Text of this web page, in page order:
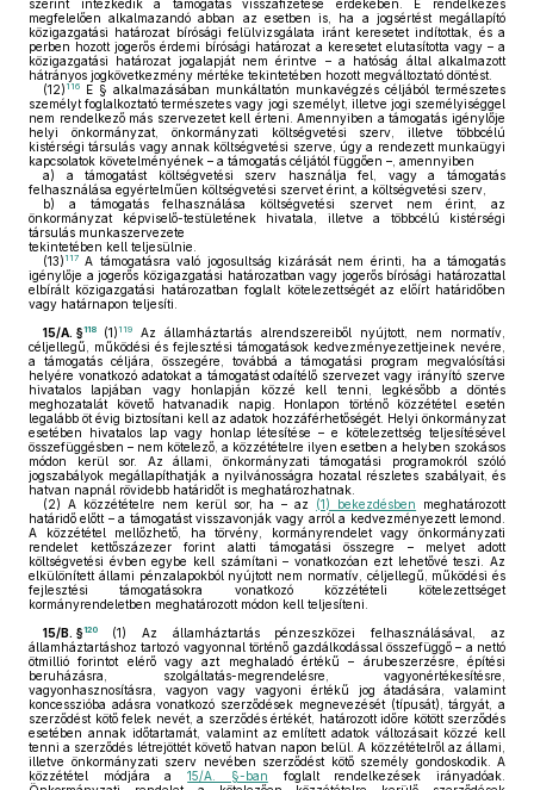
szerint intézkedik a támogatás visszafizetése érdekében. E rendelkezés
megfelelően alkalmazandó abban az esetben is, ha a jogsértést megállapító
közigazgatási határozat bírósági felülvizsgálata iránt keresetet indítottak, és a
perben hozott jogerős érdemi bírósági határozat a keresetet elutasította vagy – a
közigazgatási határozat jogalapját nem érintve – a hatóság által alkalmazott
hátrányos jogkövetkezmény mértéke tekintetében hozott megváltoztató döntést.
(12) 116
E § alkalmazásában munkáltatón munkavégzés céljából természetes
személyt foglalkoztató természetes vagy jogi személyt, illetve jogi személyiséggel
nem rendelkező más szervezetet kell érteni. Amennyiben a támogatás igénylője
helyi önkormányzat, önkormányzati költségvetési szerv, illetve többcélú
kistérségi társulás vagy annak költségvetési szerve, úgy a rendezett munkaügyi
kapcsolatok követelményének – a támogatás céljától függően –, amennyiben
a) a támogatást költségvetési szerv használja fel, vagy a támogatás
felhasználása egyértelműen költségvetési szervet érint, a költségvetési szerv,
b) a támogatás felhasználása költségvetési szervet nem érint, az
önkormányzat képviselő-testületének hivatala, illetve a többcélú kistérségi
társulás munkaszervezete
tekintetében kell teljesülnie.
(13) 117 A támogatásra való jogosultság kizárását nem érinti, ha a támogatás
igénylője a jogerős közigazgatási határozatban vagy jogerős bírósági határozattal
elbírált közigazgatási határozatban foglalt kötelezettségét az előírt határidőben
vagy határnapon teljesíti.
15/A. §118 (1) 119
Az államháztartás alrendszereiből nyújtott, nem normatív,
céljellegű, működési és fejlesztési támogatások kedvezményezettjeinek nevére,
a támogatás céljára, összegére, továbbá a támogatási program megvalósítási
helyére vonatkozó adatokat a támogatást odaítélő szervezet vagy irányító szerve
hivatalos lapjában vagy honlapján közzé kell tenni, legkésőbb a döntés
meghozatalát követő hatvanadik napig. Honlapon történő közzététel esetén
legalább öt évig biztosítani kell az adatok hozzáférhetőségét. Helyi önkormányzat
esetében hivatalos lap vagy honlap létesítése – e kötelezettség teljesítésével
összefüggésben – nem kötelező, a közzétételre ilyen esetben a helyben szokásos
módon kerül sor. Az állami, önkormányzati támogatási programokról szóló
jogszabályok megállapíthatják a nyilvánosságra hozatal részletes szabályait, és
hatvan napnál rövidebb határidőt is meghatározhatnak.
(2) A közzétételre nem kerül sor, ha – az (1) bekezdésben meghatározott
határidő előtt – a támogatást visszavonják vagy arról a kedvezményezett lemond.
A közzététel mellőzhető, ha törvény, kormányrendelet vagy önkormányzati
rendelet kettőszázezer forint alatti támogatási összegre – melyet adott
költségvetési évben egybe kell számítani – vonatkozóan ezt lehetővé teszi. Az
elkülönített állami pénzalapokból nyújtott nem normatív, céljellegű, működési és
fejlesztési támogatásokra vonatkozó közzétételi kötelezettséget
kormányrendeletben meghatározott módon kell teljesíteni.
15/B. §120 (1) Az államháztartás pénzeszközei felhasználásával, az
államháztartáshoz tartozó vagyonnal történő gazdálkodással összefüggő – a nettó
ötmillió forintot elérő vagy azt meghaladó értékű – árubeszerzésre, építési
beruházásra, szolgáltatás-megrendelésre, vagyonértékesítésre,
vagyonhasznosításra, vagyon vagy vagyoni értékű jog átadására, valamint
koncesszióba adásra vonatkozó szerződések megnevezését (típusát), tárgyát, a
szerződést kötő felek nevét, a szerződés értékét, határozott időre kötött szerződés
esetében annak időtartamát, valamint az említett adatok változásait közzé kell
tenni a szerződés létrejöttét követő hatvan napon belül. A közzétételről az állami,
illetve önkormányzati szerv nevében szerződést kötő személy gondoskodik. A
közzététel módjára a15/A. §-ban foglalt rendelkezések irányadóak.